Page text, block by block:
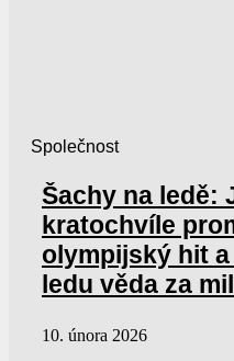
Společnost
Šachy na ledě:
kratochvíle
olympijský hit
ledu věda za
10. února 2026